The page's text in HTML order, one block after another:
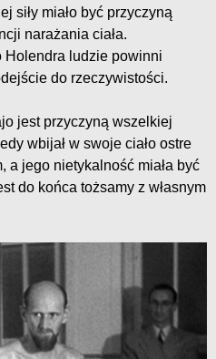
siły miało być przyczyną
narażania ciała.
Holendra ludzie powinni
do rzeczywistości.
jest przyczyną wszelkiej
wbijał w swoje ciało ostre
a jego nietykalność miała być
do końca tożsamy z własnym